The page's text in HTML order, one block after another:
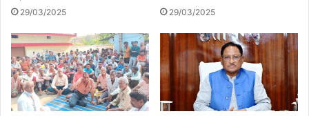
29/03/2025 29/03/2025